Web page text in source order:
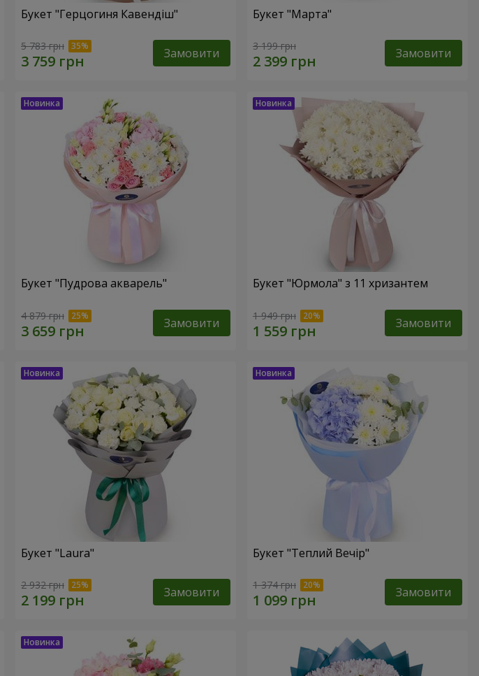
Букет "Герцогиня Кавендіш"
5 783 грн Замовити
Букет "Марта"
3 199 грн Замовити
Букет "Пудрова акварель"
4 879 грн Замовити
Букет "Юрмола" з 11 хризантем
1 949 грн Замовити
Букет "Laura"
2 932 грн Замовити
Букет "Теплий Вечір"
1 374 грн Замовити